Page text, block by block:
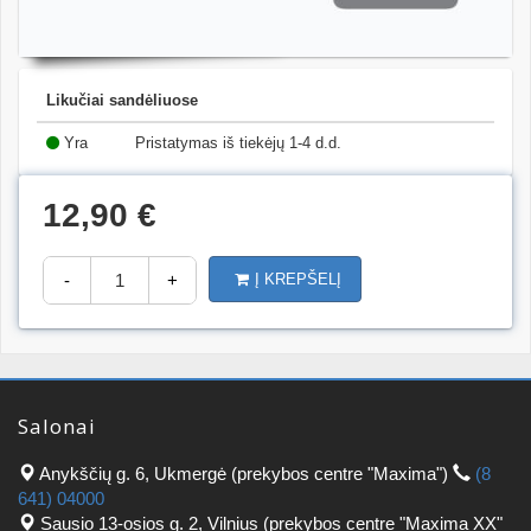
Likučiai sandėliuose
Yra Pristatymas iš tiekėjų 1-4 d.d.
12,90 €
- + Į KREPŠELĮ
Salonai
Anykščių g. 6, Ukmergė (prekybos centre "Maxima")
(8
641) 04000
Sausio 13-osios g. 2, Vilnius (prekybos centre "Maxima XX"